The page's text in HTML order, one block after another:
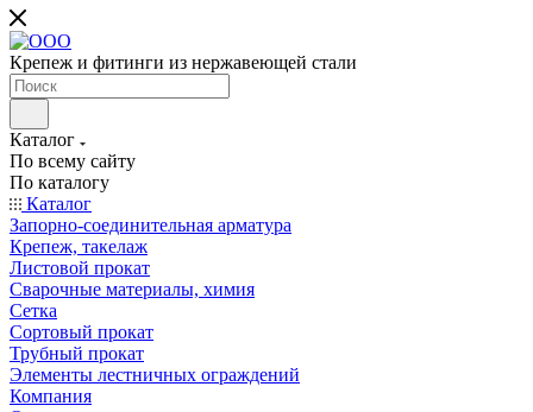
Крепеж и фитинги из нержавеющей стали
Каталог
По всему сайту
По каталогу
Каталог
Запорно-соединительная арматура
Крепеж, такелаж
Листовой прокат
Сварочные материалы, химия
Сетка
Сортовый прокат
Трубный прокат
Элементы лестничных ограждений
Компания